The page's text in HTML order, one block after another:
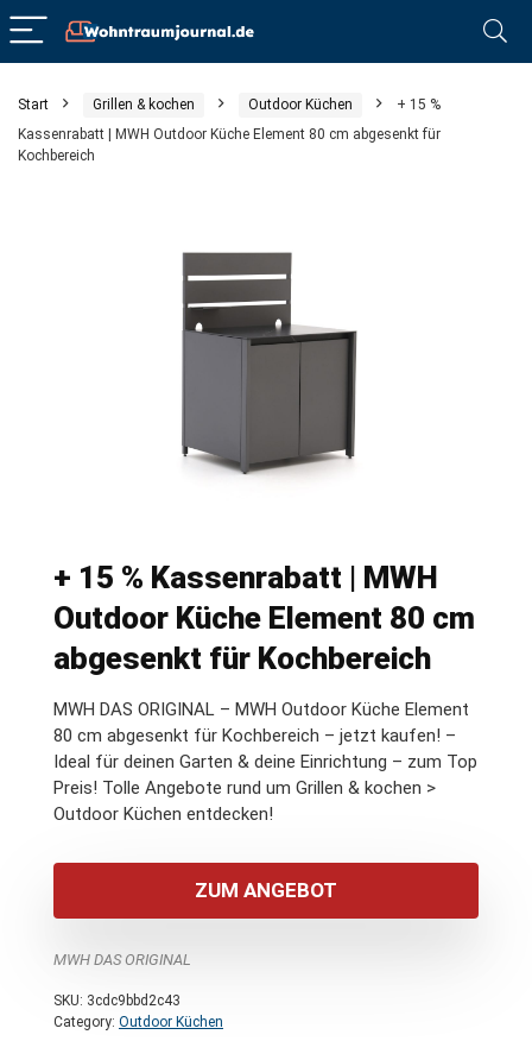
Start Grillen & kochen Outdoor Küchen
+ 15 %
Kassenrabatt | MWH Outdoor Küche Element 80 cm abgesenkt für
Kochbereich
+ 15 % Kassenrabatt | MWH
Outdoor Küche Element 80 cm
abgesenkt für Kochbereich
MWH DAS ORIGINAL – MWH Outdoor Küche Element
80 cm abgesenkt für Kochbereich – jetzt kaufen! –
Ideal für deinen Garten & deine Einrichtung – zum Top
Preis! Tolle Angebote rund um Grillen & kochen >
Outdoor Küchen entdecken!
ZUM ANGEBOT
MWH DAS ORIGINAL
SKU: 3cdc9bbd2c43
Category: Outdoor Küchen